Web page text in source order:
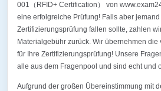
001（RFID+ Certification） von
eine erfolgreiche Prüfung! Falls aber
Zertifizierungsprüfung fallen sollte, zahlen
Materialgebühr zurück. Wir übernehmen die
für Ihre Zertifizierungsprüfung! Unsere
alle aus dem Fragenpool und sind echt und
Aufgrund der großen Übereinstimmung mit